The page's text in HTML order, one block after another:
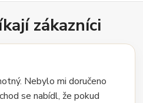
zákazníci
Nebylo mi doručeno
se nabídl, že pokud